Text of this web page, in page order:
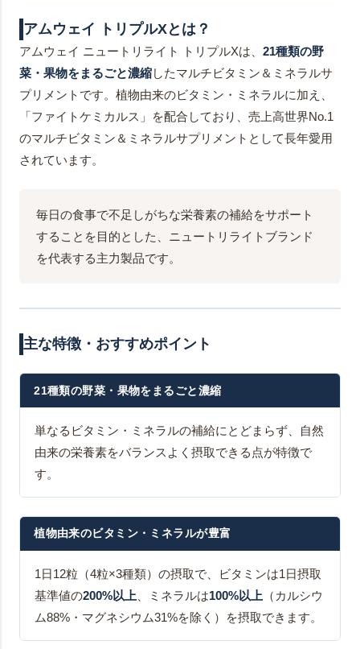
アムウェイ トリプルXとは？
アムウェイ ニュートリライト トリプルXは、 21種類の野
菜・果物をまるごと濃縮したマルチビタミン＆ミネラルサ
プリメントです。植物由来のビタミン・ミネラルに加え、
「ファイトケミカルス」を配合しており、売上高世界No.1
のマルチビタミン＆ミネラルサプリメントとして長年愛用
されています。
毎日の食事で不足しがちな栄養素の補給をサポート
することを目的とした、ニュートリライトブランド
を代表する主力製品です。
主な特徴・おすすめポイント
21種類の野菜・果物をまるごと濃縮
単なるビタミン・ミネラルの補給にとどまらず、自然
由来の栄養素をバランスよく摂取できる点が特徴で
す。
植物由来のビタミン・ミネラルが豊富
1日12粒（4粒×3種類）の摂取で、ビタミンは1日摂取
基準値の200%以上 、ミネラルは100%以上 （カルシウ
ム88%・マグネシウム31%を除く）を摂取できます。